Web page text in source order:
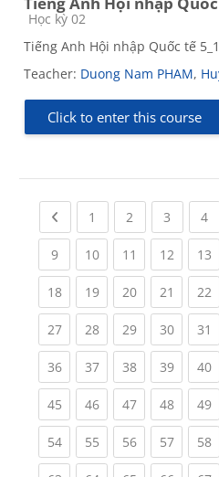
Course category
Học kỳ 02
Tiếng Anh Hội nhập Quốc tế
Teacher: Duong Nam PHAM,
Click to enter this course
Previous page
1 (current)
2 (current)
3 (current)
4
9(current)
10(current)
11 (current)
12(current)
13
18(current)
19(current)
20(current)
21 (current)
22
27(current)
28(current)
29(current)
30(current)
31
36(current)
37(current)
38(current)
39(current)
40
45(current)
46(current)
47(current)
48(current)
49
54(current)
55(current)
56(current)
57(current)
58